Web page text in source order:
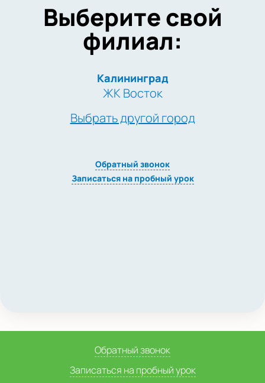
Выберите свой
филиал:
Калининград
ЖК Восток
Выбрать другой город
Обратный звонок
Записаться на пробный урок
Обратный звонок
Записаться на пробный урок